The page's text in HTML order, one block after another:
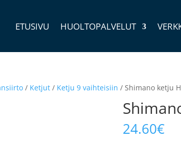
ETUSIVU HUOLTOPALVELUT
/ Ketjut / Ketju 9 vaihteisiin / Shimano ketju
24.60€